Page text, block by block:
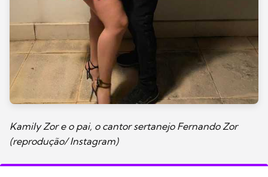
Kamily Zor e o pai, o cantor sertanejo Fernando Zor
(reprodução/ Instagram)